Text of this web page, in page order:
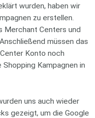
wurden, haben wir
zu erstellen.
Merchant Centers und
müssen das
Konto noch
Kampagnen in
uns auch wieder
gezeigt, um die Google